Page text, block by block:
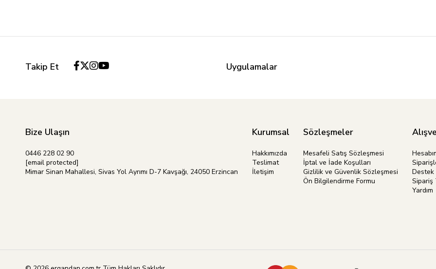
Takip Et Uygulamalar
Bize Ulaşın
0446 228 02 90
[email protected]
Mimar Sinan Mahallesi, Sivas Yol Ayrımı D-7 Kavşağı, 24050 Erzincan
Kurumsal
Hakkımızda
Teslimat
İletişim
Sözleşmeler
Mesafeli Satış Sözleşmesi
İptal ve İade Koşulları
Gizlilik ve Güvenlik Sözleşmesi
Ön Bilgilendirme Formu
Destek
Sipariş
Yardım